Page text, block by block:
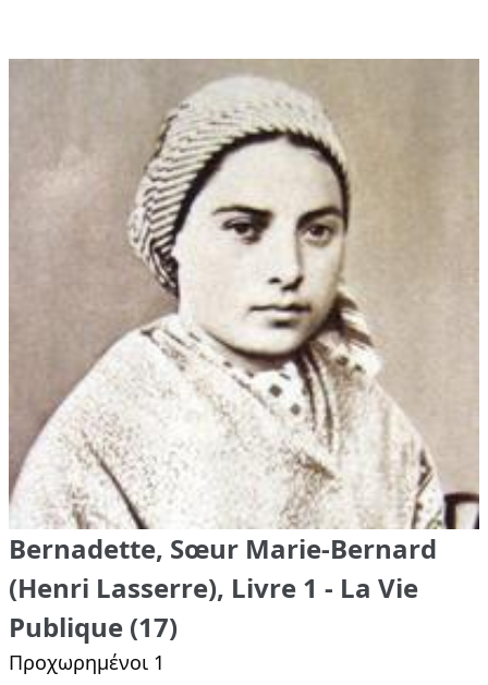
Bernadette, Sœur Marie-Bernard
(Henri Lasserre), Livre 1 - La Vie
Publique (17)
Προχωρημένοι 1